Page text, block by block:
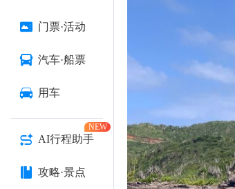
门票·活动
汽车·船票
用车
AI行程助手
NEW
攻略·景点